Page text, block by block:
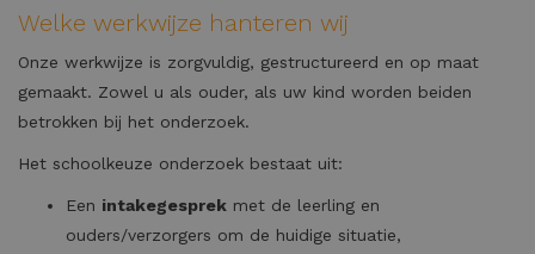
Welke werkwijze hanteren wij
Onze werkwijze is zorgvuldig, gestructureerd en op maat
gemaakt. Zowel u als ouder, als uw kind worden beiden
betrokken bij het onderzoek.
Het schoolkeuze onderzoek bestaat uit:
Een intakegesprek met de leerling en
ouders/verzorgers om de huidige situatie,